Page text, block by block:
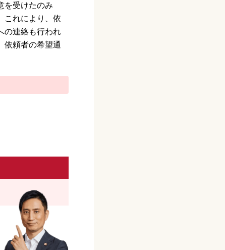
を受けたのみ
これにより、依
の連絡も行われ
依頼者の希望通